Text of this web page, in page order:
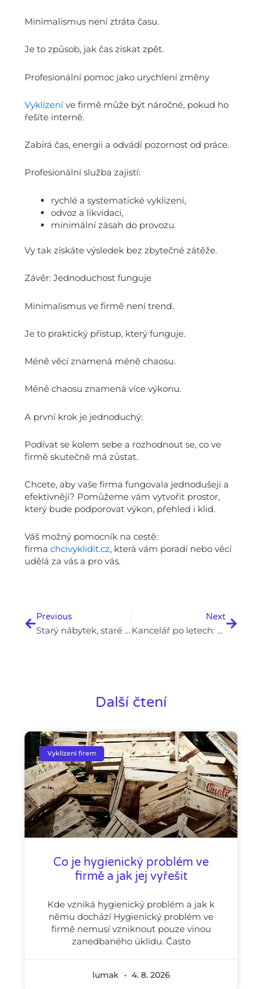
Minimalismus není ztráta času.
Je to způsob, jak čas získat zpět.
Profesionální pomoc jako urychlení změny
Vyklízeníve firmě může být náročné, pokud ho
řešíte interně.
Zabírá čas, energii a odvádí pozornost od práce.
Profesionální služba zajistí:
rychlé a systematické vyklizení,
odvoz a likvidaci,
minimální zásah do provozu.
Vy tak získáte výsledek bez zbytečné zátěže.
Závěr: Jednoduchost funguje
Minimalismus ve firmě není trend.
Je to praktický přístup, který funguje.
Méně věcí znamená méně chaosu.
Méně chaosu znamená více výkonu.
A první krok je jednoduchý:
Podívat se kolem sebe a rozhodnout se, co ve
firmě skutečně má zůstat.
Chcete, aby vaše firma fungovala jednodušeji a
efektivněji? Pomůžeme vám vytvořit prostor,
který bude podporovat výkon, přehled i klid.
Váš možný pomocník na cestě:
firmachcivyklidit.cz, která vám poradí nebo věcí
udělá za vás a pro vás.
Previous
Starý nábytek, staré myšlení: Proč se zbavit zbytečností
Next
Kancelář po letech: Co už ve firmě dávno nemá být
Další čtení
Vyklízení firem
Co je hygienický problém ve
firmě a jak jej vyřešit
Kde vzniká hygienický problém a jak k
němu dochází Hygienický problém ve
firmě nemusí vzniknout pouze vinou
zanedbaného úklidu. Často
lumak 4. 8. 2026